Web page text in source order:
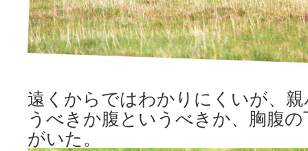
遠くからではわかりにくいが、
うべきか腹というべきか、胸腹
がいた。